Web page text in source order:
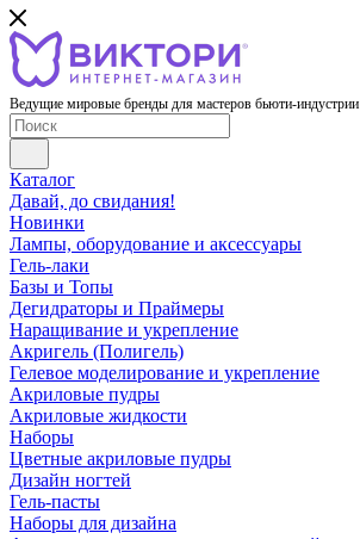
Ведущие мировые бренды для мастеров бьюти-индустрии
Каталог
Давай, до свидания!
Новинки
Лампы, оборудование и аксессуары
Гель-лаки
Базы и Топы
Дегидраторы и Праймеры
Наращивание и укрепление
Акригель (Полигель)
Гелевое моделирование и укрепление
Акриловые пудры
Акриловые жидкости
Наборы
Цветные акриловые пудры
Дизайн ногтей
Гель-пасты
Наборы для дизайна